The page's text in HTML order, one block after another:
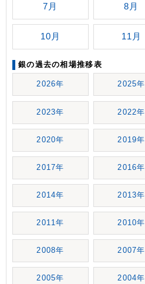
7月 8月
10月 11月
銀の過去の相場推移表
2026年 2025年
2023年 2022年
2020年 2019年
2017年 2016年
2014年 2013年
2011年 2010年
2008年 2007年
2005年 2004年